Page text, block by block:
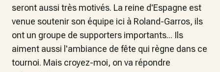
seront aussi très motivés. La reine d'Espagne est
venue soutenir son équipe ici à Roland-Garros, ils
ont un groupe de supporters importants... Ils
aiment aussi l'ambiance de fête qui règne dans ce
tournoi. Mais croyez-moi, on va répondre